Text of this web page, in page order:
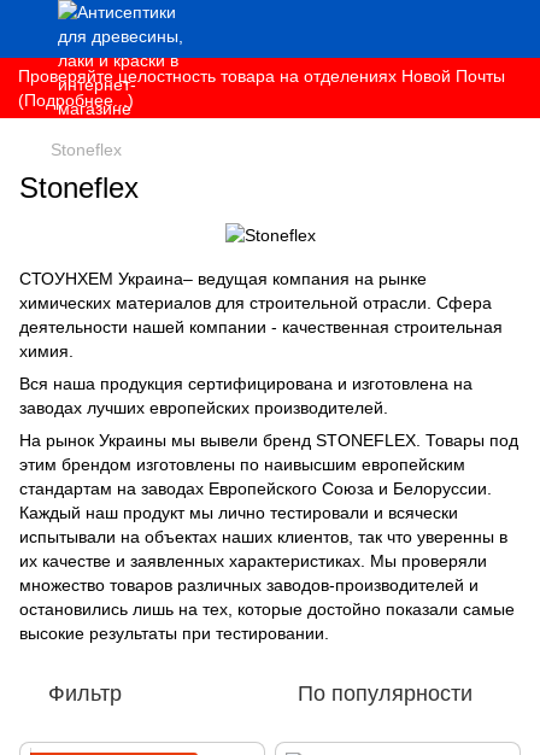
Проверяйте целостность товара на отделениях Новой Почты
(Подробнее...)
Stoneflex
Stoneflex
СТОУНХЕМ Украина– ведущая компания на рынке
химических материалов для строительной отрасли. Сфера
деятельности нашей компании - качественная строительная
химия.
Вся наша продукция сертифицирована и изготовлена на
заводах лучших европейских производителей.
На рынок Украины мы вывели бренд STONEFLEX. Товары под
этим брендом изготовлены по наивысшим европейским
стандартам на заводах Европейского Союза и Белоруссии.
Каждый наш продукт мы лично тестировали и всячески
испытывали на объектах наших клиентов, так что уверенны в
их качестве и заявленных характеристиках. Мы проверяли
множество товаров различных заводов-производителей и
остановились лишь на тех, которые достойно показали самые
высокие результаты при тестировании.
Фильтр По популярности